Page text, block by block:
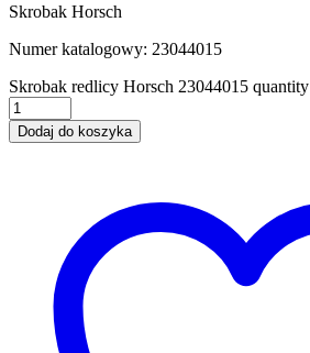
Skrobak Horsch
Numer katalogowy: 23044015
Skrobak redlicy Horsch 23044015 quantity
Dodaj do koszyka